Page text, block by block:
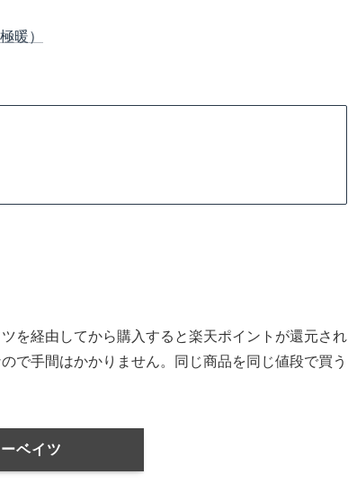
暖）
を経由してから購入すると楽天ポイントが還元され
で手間はかかりません。同じ商品を同じ値段で買う
ベイツ